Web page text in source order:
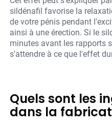
sildénafil favorise la
de votre pénis pendant
ainsi à une érection. Si le
minutes avant les rapports
s'attendre à ce que l'effet
Quels sont les
dans la